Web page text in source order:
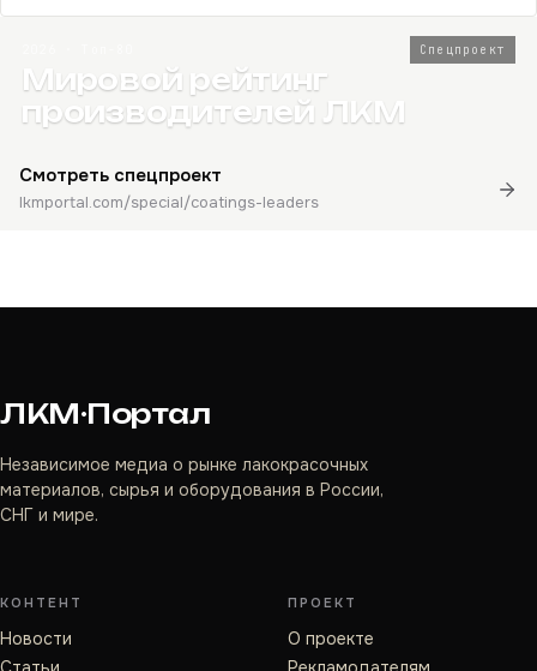
Спецпроект
Мировой рейтинг
производителей ЛКМ
Смотреть спецпроект
lkmportal.com/special/coatings-leaders
ЛКМ·Портал
Независимое медиа о рынке лакокрасочных
материалов, сырья и оборудования в России,
СНГ и мире.
КОНТЕНТ
Новости
ПРОЕКТ
О проекте